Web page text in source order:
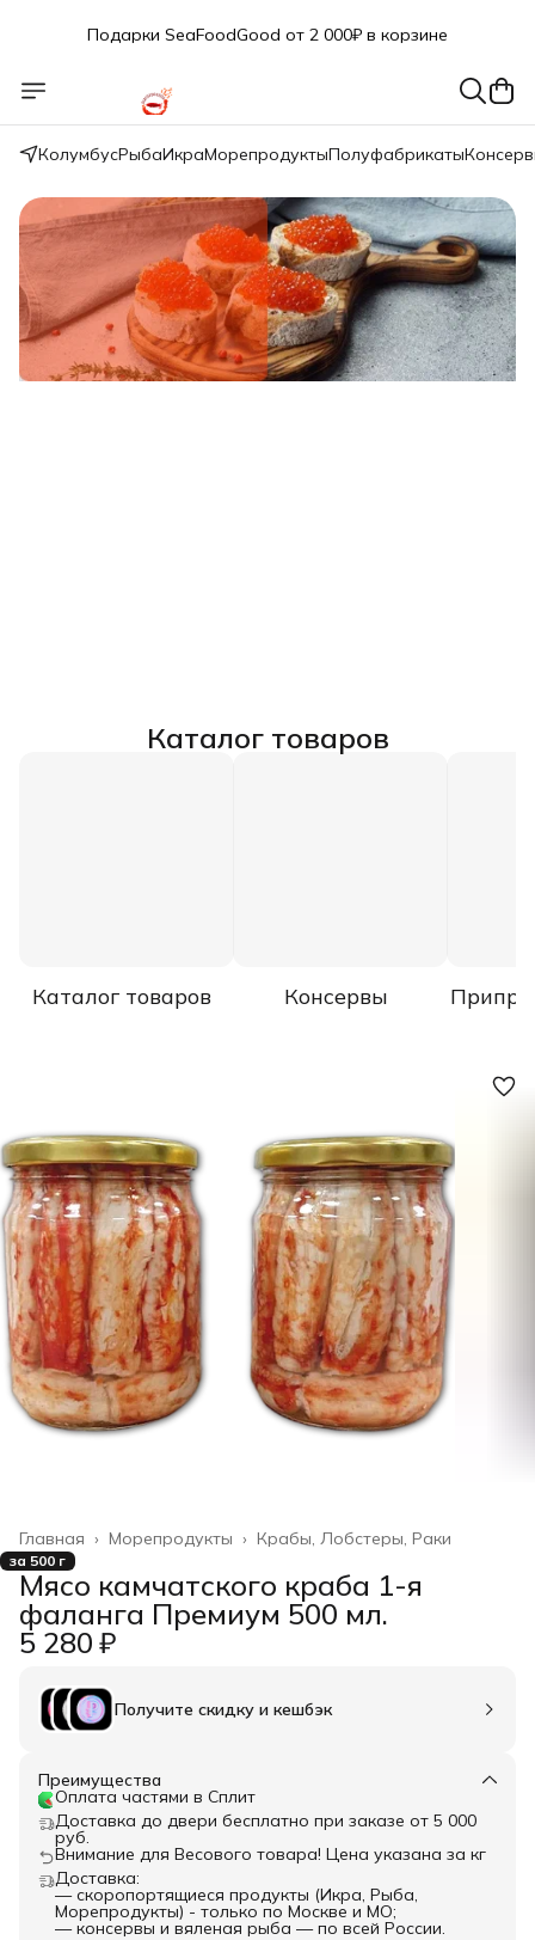
Подарки SeaFoodGood от 2 000₽ в корзине
при оплате наличными
🎁 Бесплатная доставка при заказе от 5 000 руб.
КолумбусРыбаИкраМорепродуктыПолуфабрикаты
Каталог товаров
Каталог товаров Консервы
Крабы, Лобстеры, Раки
Морепродукты ›
Главная ›
за 500 г
Мясо камчатского краба 1-я
фаланга Премиум 500 мл.
5 280 ₽
Получите скидку и кешбэк
Преимущества
Оплата частями в Сплит
Доставка до двери бесплатно при заказе от 5 000
руб.
Внимание для Весового товара! Цена указана за кг
Доставка:
— скоропортящиеся продукты (Икра, Рыба,
Морепродукты) - только по Москве и МО;
— консервы и вяленая рыба — по всей России.